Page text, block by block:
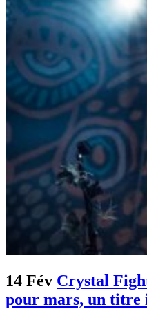
14 Fév Crystal
pour mars, un titre